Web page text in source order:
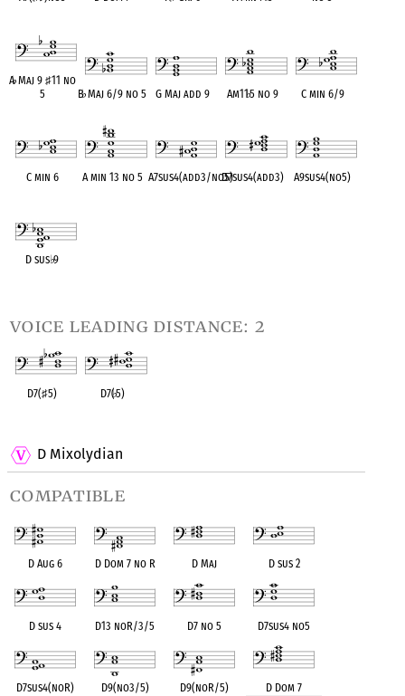
D Mixolydian
compatible
D Aug 6 D Dom 7 no R D Maj D sus 2
D sus 4 D13 noR/3/5 D7 no 5 D7sus4 no5
D7sus4(noR) D9(no3/5) D9(noR/5) D Dom 7
A♭Maj 9 ♯11 no
5
B♭Maj 6/9 no 5 G Maj add 9 Am11♭5 no 9 C min 6/9
C min 6 A min 13 no 5 A7sus4(add3/no5)D7sus4(add3) A9sus4(no5)
D sus♭9
voice leading distance: 2
D7(♯5) D7(♭5)